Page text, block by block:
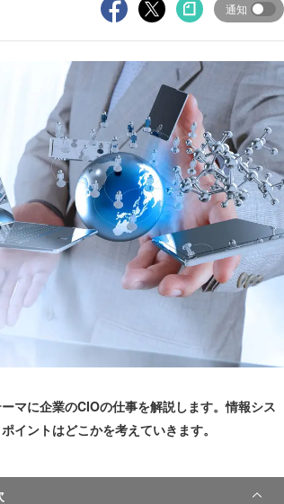
通知
マに企業のCIOの仕事を解説します。情報シス
イントはどこかを考えていきます。